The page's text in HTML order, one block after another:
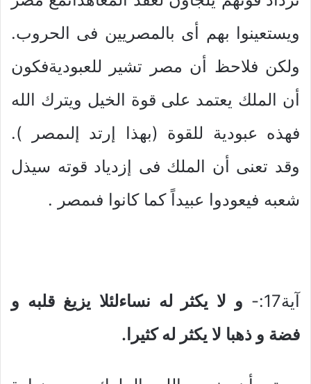
ويستعينوا بهم أى بالمصريين فى الحروب.
ولكن فلاحظ أن مصر تشير للعبوديةفكون
أن الملك يعتمد على قوة الخيل ويترك الله
فهذه عبودية للقوة (بهذا إرتد إلىمصر ).
وقد تعنى أن الملك فى إزدياد قوته سيذل
شعبه فيعودوا عبيداً كما كانوا فىمصر .
آية17:-
و لا يكثر له نساءلئلا يزيغ قلبه و
فضة و ذهبا لا يكثر له كثيرا.